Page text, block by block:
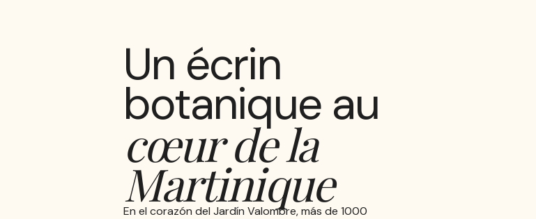
Un écrin
botanique au
cœur de la
Martinique
En el corazón del Jardín Valombre, más de 1000